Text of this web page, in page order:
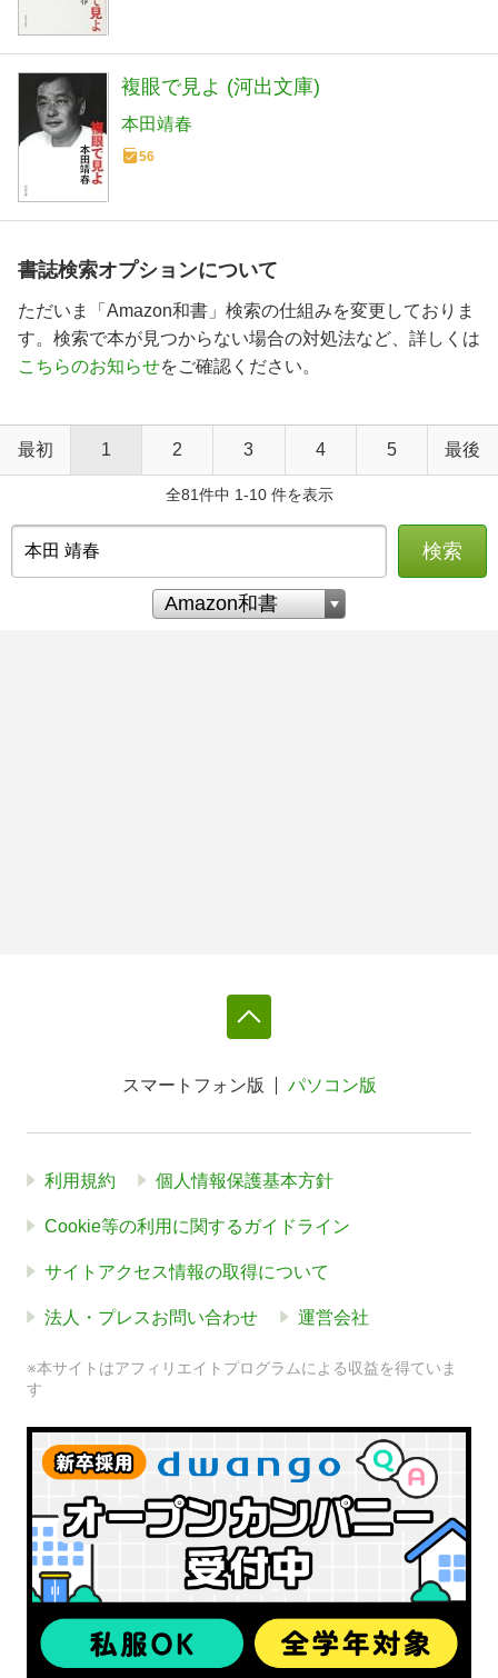
複眼で見よ (河出文庫)
本田靖春
56
書誌検索オプションについて
ただいま「Amazon和書」検索の仕組みを変更しておりま
す。検索で本が見つからない場合の対処法など、詳しくは
こちらのお知らせをご確認ください。
最初 1 2 3 4 5 最後
全81件中 1-10 件を表示
検索
スマートフォン版 パソコン版
利用規約 個人情報保護基本方針
Cookie等の利用に関するガイドライン
サイトアクセス情報の取得について
法人・プレスお問い合わせ 運営会社
※本サイトはアフィリエイトプログラムによる収益を得ていま
す